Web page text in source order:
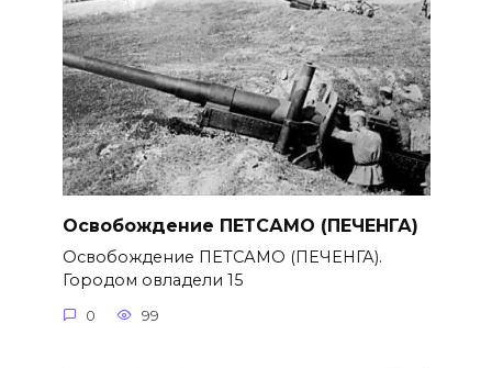
Освобождение ПЕТСАМО (ПЕЧЕНГА)
Освобождение ПЕТСАМО (ПЕЧЕНГА).
Городом овладели 15
0 99